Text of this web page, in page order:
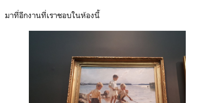
มาที่อีกงานที่เราชอบในห้องนี้